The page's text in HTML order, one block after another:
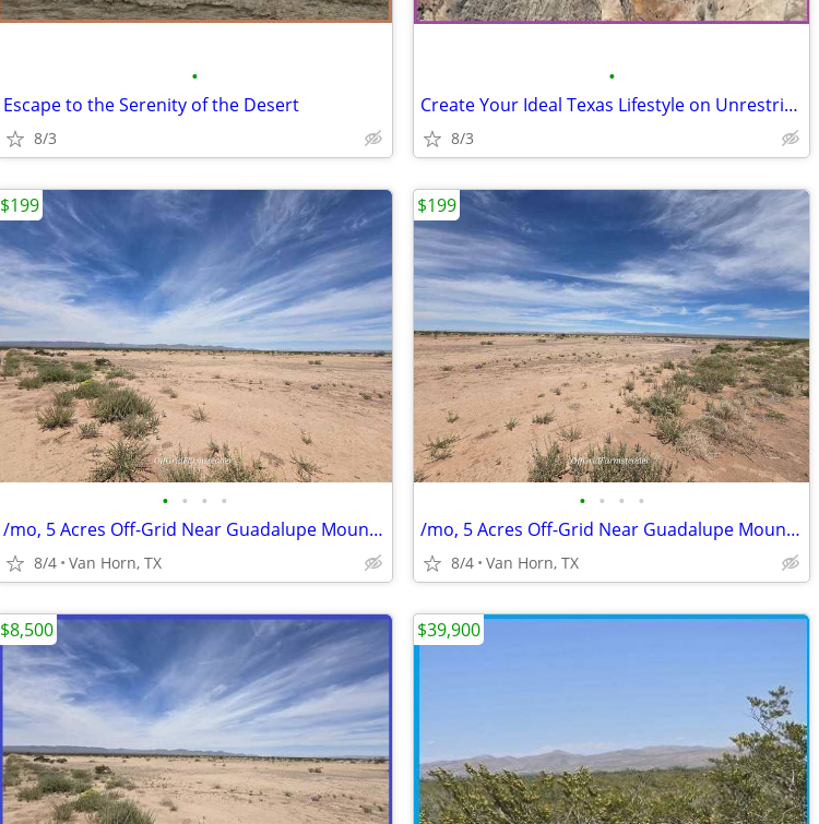
•
Escape to the Serenity of the Desert
8/3
•
Create Your Ideal Texas Lifestyle on Unrestricted Land
8/3
• • • •
/mo, 5 Acres Off-Grid Near Guadalupe Mountains
8/4 Van Horn, TX
$199
• • • •
/mo, 5 Acres Off-Grid Near Guadalupe Mountains
8/4 Van Horn, TX
$199
$8,500 $39,900